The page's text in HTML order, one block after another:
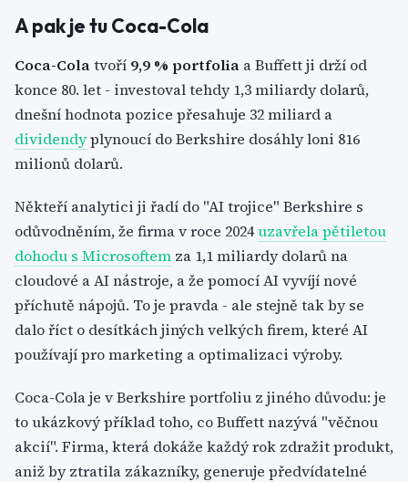
A pak je tu Coca-Cola
Coca-Colatvoří 9,9 % portfolia a Buffett ji drží od
konce 80. let - investoval tehdy 1,3 miliardy dolarů,
dnešní hodnota pozice přesahuje 32 miliard a
dividendyplynoucí do Berkshire dosáhly loni 816
milionů dolarů.
Někteří analytici ji řadí do "AI trojice" Berkshire s
odůvodněním, že firma v roce 2024uzavřela pětiletou
dohodu s Microsoftem za 1,1 miliardy dolarů na
cloudové a AI nástroje, a že pomocí AI vyvíjí nové
příchutě nápojů. To je pravda - ale stejně tak by se
dalo říct o desítkách jiných velkých firem, které AI
používají pro marketing a optimalizaci výroby.
Coca-Cola je v Berkshire portfoliu z jiného důvodu: je
to ukázkový příklad toho, co Buffett nazývá "věčnou
akcií". Firma, která dokáže každý rok zdražit produkt,
aniž by ztratila zákazníky, generuje předvídatelné